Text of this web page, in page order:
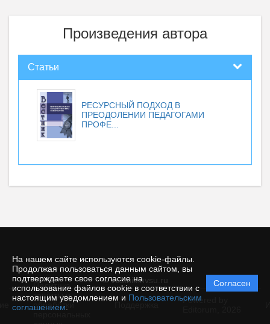
На нашем сайте используются cookie-файлы.
Продолжая пользоваться данным сайтом, вы
подтверждаете свое согласие на
использование файлов cookie в соответствии с
настоящим уведомлением и Пользовательским
соглашением
Согласен
Произведения автора
Статьи
РЕСУРСНЫЙ ПОДХОД В
ПРЕОДОЛЕНИИ ПЕДАГОГАМИ
ПРОФЕ...
© vestnik.nvsu.ru
Политика
защиты и
обработки
Powered by